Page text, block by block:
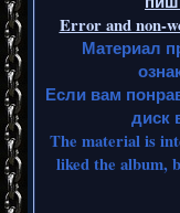
Error and non-
Материал
Если вам
диск
The material is
liked the album,